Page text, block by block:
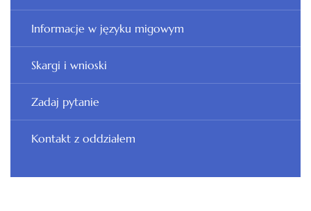
Informacje w języku migowym
Skargi i wnioski
Zadaj pytanie
Kontakt z oddziałem